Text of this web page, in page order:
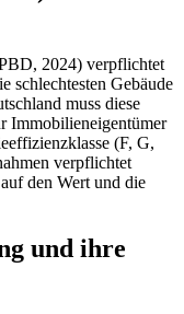
2024) verpflichtet
schlechtesten Gebäude
muss diese
Immobilieneigentümer
(F, G,
verpflichtet
den Wert und die
und ihre